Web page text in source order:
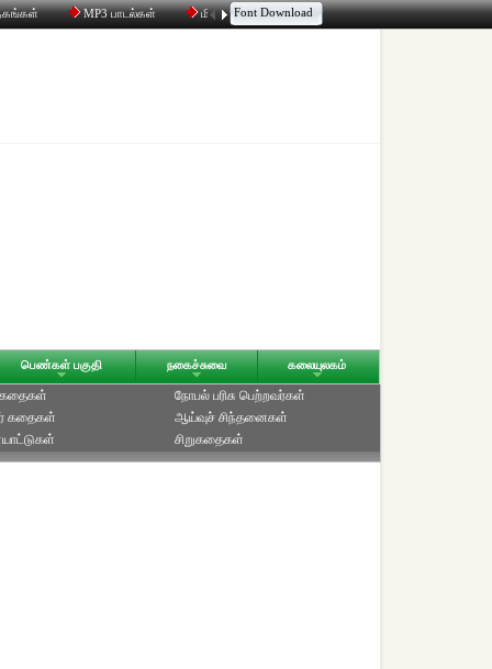
MP3 பாடல்கள் மின்னஞ்சல் திரட்டி உரையாடல்
Font Download
பெண்கள் பகுதி நகைச்சுவை கலையுலகம்
கதைகள்
கதைகள்
நோபல் பரிசு‎ பெற்றவர்‎கள்
ஆய்வுச் சிந்தனைகள்
சிறுகதைகள்